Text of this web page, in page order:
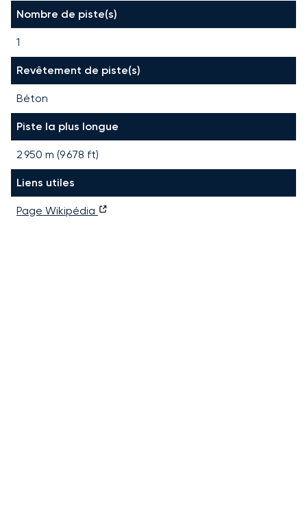
Nombre de piste(s)
1
Revêtement de piste(s)
Béton
Piste la plus longue
2 950 m (9 678 ft)
Liens utiles
Page Wikipédia